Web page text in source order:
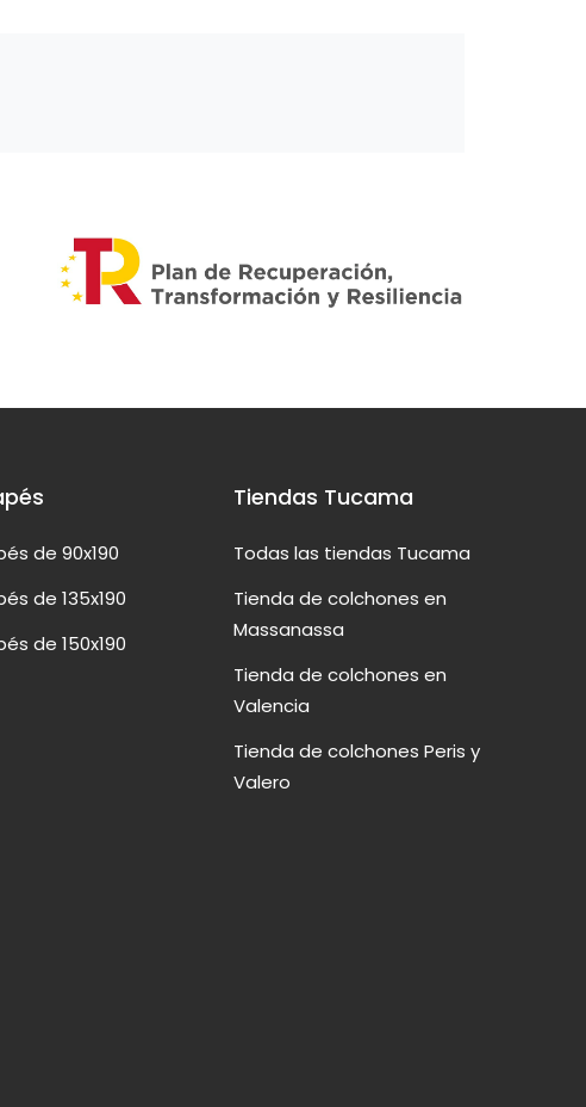
de 90x190
de 135x190
de 150x190
Tiendas Tucama
Todas las tiendas Tucama
Tienda de colchones en
Massanassa
Tienda de colchones en
Valencia
Tienda de colchones Peris y
Valero